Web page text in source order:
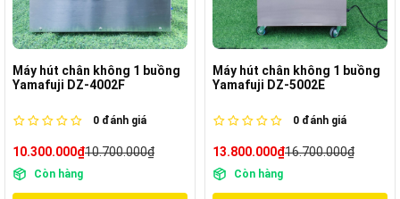
Máy hút chân không 1 buồng
Yamafuji DZ-4002F
0 đánh giá
10.300.000₫10.700.000₫
Còn hàng
Máy hút chân không 1 buồng
Yamafuji DZ-5002E
0 đánh giá
13.800.000₫16.700.000₫
Còn hàng